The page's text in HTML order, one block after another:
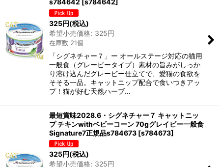
325円(税込)
希望小売価格: 325円
在庫数 21個
「シグネチャー７」ー オールステージ対応の猫用
一般食（グレービータイプ）素材の旨みがしっか
り溶け込んだグレービー仕立てで、愛猫の食欲を
そそる一品。キャットニップ配合で食いつきアッ
プ！猫が好む天然ハーブ…
最短賞味2028.6・シグネチャー７ キャットニッ
プ チキンwithベビーコーン 70gグレイビー一般食
Signature7正規品s784673 [s784673]
325円(税込)
希望小売価格: 325円